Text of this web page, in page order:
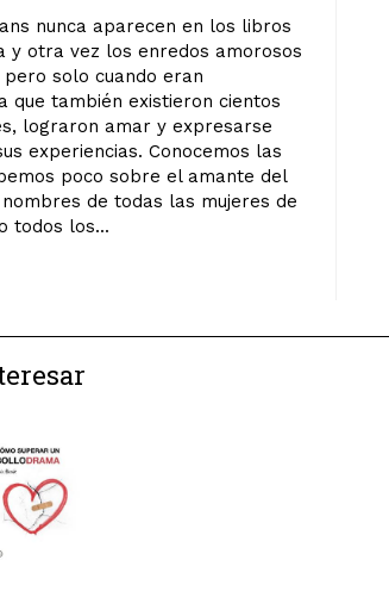
nunca aparecen en los libros
y otra vez los enredos amorosos
solo cuando eran
que también existieron cientos
lograron amar y expresarse
experiencias. Conocemos las
poco sobre el amante del
de todas las mujeres de
todos los...